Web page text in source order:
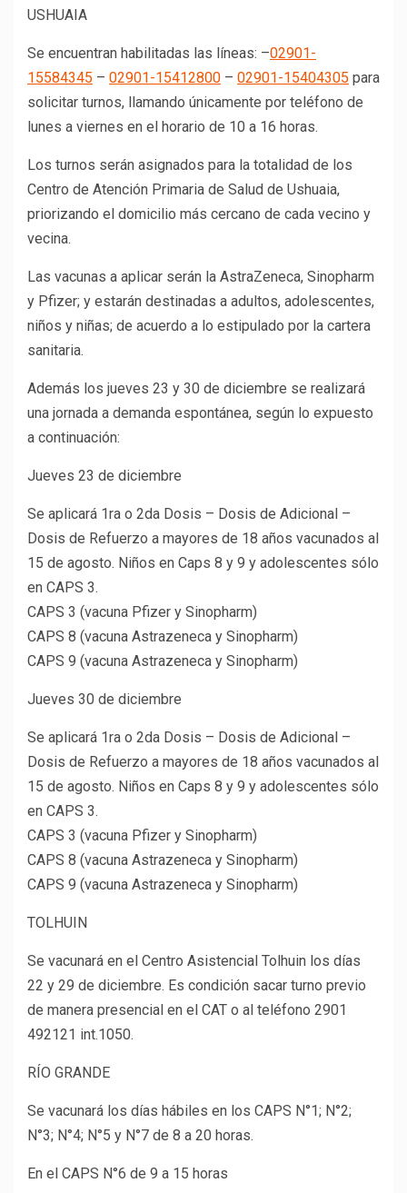
USHUAIA
Se encuentran habilitadas las líneas: –02901-
15584345 – 02901-15412800 – 02901-15404305 para
solicitar turnos, llamando únicamente por teléfono de
lunes a viernes en el horario de 10 a 16 horas.
Los turnos serán asignados para la totalidad de los
Centro de Atención Primaria de Salud de Ushuaia,
priorizando el domicilio más cercano de cada vecino y
vecina.
Las vacunas a aplicar serán la AstraZeneca, Sinopharm
y Pfizer; y estarán destinadas a adultos, adolescentes,
niños y niñas; de acuerdo a lo estipulado por la cartera
sanitaria.
Además los jueves 23 y 30 de diciembre se realizará
una jornada a demanda espontánea, según lo expuesto
a continuación:
Jueves 23 de diciembre
Se aplicará 1ra o 2da Dosis – Dosis de Adicional –
Dosis de Refuerzo a mayores de 18 años vacunados al
15 de agosto. Niños en Caps 8 y 9 y adolescentes sólo
en CAPS 3.
CAPS 3 (vacuna Pfizer y Sinopharm)
CAPS 8 (vacuna Astrazeneca y Sinopharm)
CAPS 9 (vacuna Astrazeneca y Sinopharm)
Jueves 30 de diciembre
Se aplicará 1ra o 2da Dosis – Dosis de Adicional –
Dosis de Refuerzo a mayores de 18 años vacunados al
15 de agosto. Niños en Caps 8 y 9 y adolescentes sólo
en CAPS 3.
CAPS 3 (vacuna Pfizer y Sinopharm)
CAPS 8 (vacuna Astrazeneca y Sinopharm)
CAPS 9 (vacuna Astrazeneca y Sinopharm)
TOLHUIN
Se vacunará en el Centro Asistencial Tolhuin los días
22 y 29 de diciembre. Es condición sacar turno previo
de manera presencial en el CAT o al teléfono 2901
492121 int.1050.
RÍO GRANDE
Se vacunará los días hábiles en los CAPS N°1; N°2;
N°3; N°4; N°5 y N°7 de 8 a 20 horas.
En el CAPS N°6 de 9 a 15 horas